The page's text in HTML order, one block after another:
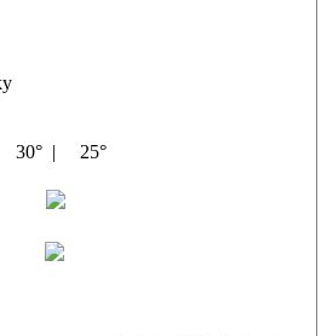
30° | 25°